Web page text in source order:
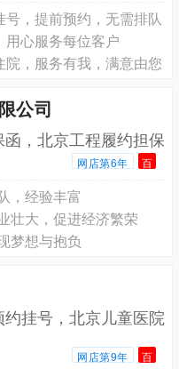
，提前预约，无需排队
心服务每位客户
，服务有我，满意由您
公司
，北京工程履约担保
网店第6年 百
，经验丰富
壮大，促进经济繁荣
梦想与抱负
挂号，北京儿童医院
网店第9年 百